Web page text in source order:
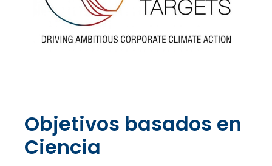
Objetivos basados en
Ciencia